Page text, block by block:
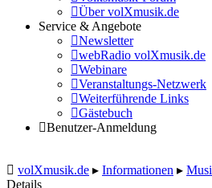
Über volXmusik.de
Service & Angebote
Newsletter
webRadio volXmusik.de
Webinare
Veranstaltungs-Netzwerk
Weiterführende Links
Gästebuch
Benutzer-Anmeldung
volXmusik.de ▸ Informationen ▸
Details